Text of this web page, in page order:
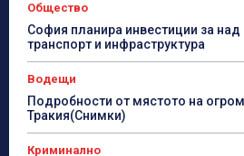
Общество
София планира инвестиции за
транспорт и инфраструктура
Водещи
Подробности от мястото на
Тракия(Снимки)
Криминално